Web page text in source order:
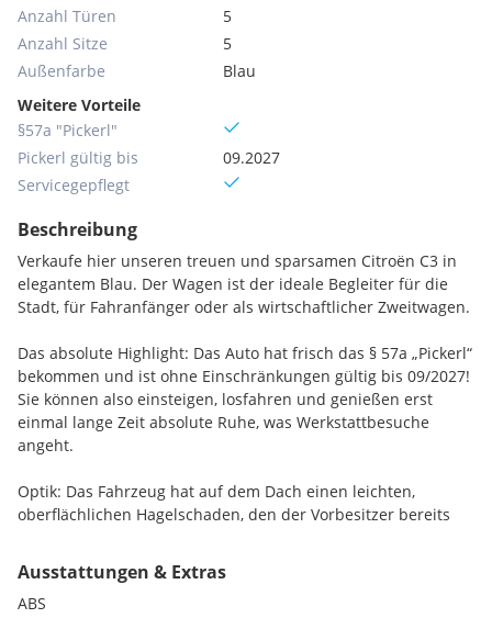
Anzahl Türen
5
Anzahl Sitze
5
Außenfarbe
Blau
Weitere Vorteile
§57a "Pickerl"
Pickerl gültig bis
09.2027
Servicegepflegt
Beschreibung
Verkaufe hier unseren treuen und sparsamen Citroën C3 in
elegantem Blau. Der Wagen ist der ideale Begleiter für die
Stadt, für Fahranfänger oder als wirtschaftlicher Zweitwagen.
Das absolute Highlight: Das Auto hat frisch das § 57a „Pickerl“
bekommen und ist ohne Einschränkungen gültig bis 09/2027!
Sie können also einsteigen, losfahren und genießen erst
einmal lange Zeit absolute Ruhe, was Werkstattbesuche
angeht.
Optik: Das Fahrzeug hat auf dem Dach einen leichten,
oberflächlichen Hagelschaden, den der Vorbesitzer bereits
keiner Weise ein und fällt im Alltag kaum auf – dafür ist er
hier bereits im absolut fairen Preis berücksichtigt!
Ausstattungen & Extras
ABS